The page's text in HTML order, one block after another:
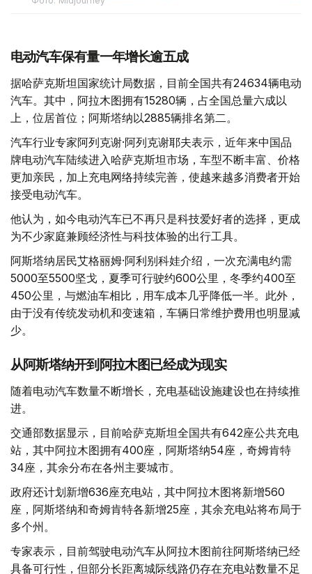
电动汽车保有量一年增长逾五成
据哈萨克斯坦国家统计局数据，目前全国共有24634辆电动
汽车。其中，阿拉木图拥有15280辆，占全国总量六成以
上，位居首位；阿斯塔纳以2885辆排名第二。
汽车行业专家阿列克谢·阿列克谢耶夫表示，近年来中国品
牌电动汽车陆续进入哈萨克斯坦市场，车型不断丰富、价格
更加亲民，加上充电网络持续完善，使越来越多消费者开始
接受电动汽车。
他认为，如今电动汽车已不再只是科技爱好者的选择，更成
为不少家庭兼顾经济性与科技体验的出行工具。
阿斯塔纳居民艾格丽姆·阿利别科娃介绍，一次充满电约需
5000至5500坚戈，夏季可行驶约600公里，冬季约400至
450公里，与燃油车相比，用车成本几乎降低一半。此外，
由于没有传统发动机和变速箱，车辆日常维护费用也明显减
少。
从阿斯塔纳开到阿拉木图已经成为现实
随着电动汽车数量不断增长，充电基础设施建设也在持续推
进。
交通部数据显示，目前哈萨克斯坦全国共有642座公共充电
站，其中阿拉木图拥有400座，阿斯塔纳54座，奇姆肯特
34座，其余分布在各州主要城市。
政府还计划新增636座充电站，其中阿拉木图将新增560
座，阿斯塔纳和奇姆肯特各新增25座，其余充电站将布局于
多个州。
专家表示，目前驾驶电动汽车从阿拉木图前往阿斯塔纳已经
具备可行性，但部分长距离城际线路仍存在充电站数量不足